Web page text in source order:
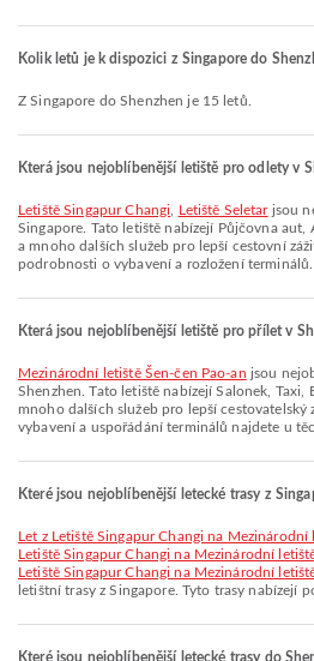
Kolik letů je k dispozici z Singapore do
Z Singapore do Shenzhen je 15 letů.
Která jsou nejoblíbenější letiště pro odlety v
Letiště Singapur Changi Letiště Seletarjsou
Singapore. Tato letiště nabízejí Půjčovna
a mnoho dalších služeb pro lepší cestovní
podrobnosti o vybavení a rozložení terminálů.
Která jsou nejoblíbenější letiště pro přílet v
Mezinárodní letiště Šen-čen Pao-an jsou
Shenzhen. Tato letiště nabízejí Salonek,
mnoho dalších služeb pro lepší cestovatelský
vybavení a uspořádání terminálů najdete u
Které jsou nejoblíbenější letecké trasy z
let z Letiště Singapur Changi na
Letiště Singapur Changi na Mezinárodní
Letiště Singapur Changi na Mezinárodní
letištní trasy z Singapore. Tyto trasy nabízejí
Které jsou nejoblíbenější letecké trasy do